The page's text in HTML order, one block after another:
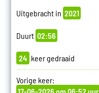
Uitgebracht in 2021
Duurt 02:56
24 keer gedraaid
Vorige keer: